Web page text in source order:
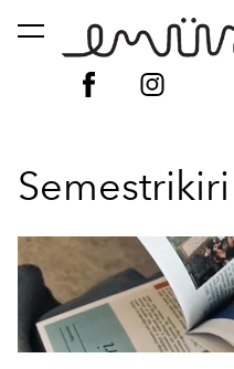
lisati ostukorvi.
Semestrikiri